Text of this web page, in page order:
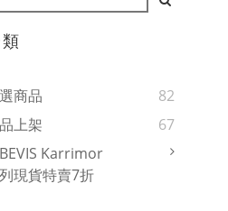
商品
82
上架
67
Karrimor
現貨特賣7折